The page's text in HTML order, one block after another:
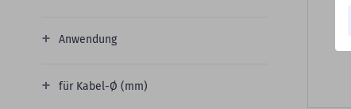
Anwendung
für Kabel-Ø (mm)